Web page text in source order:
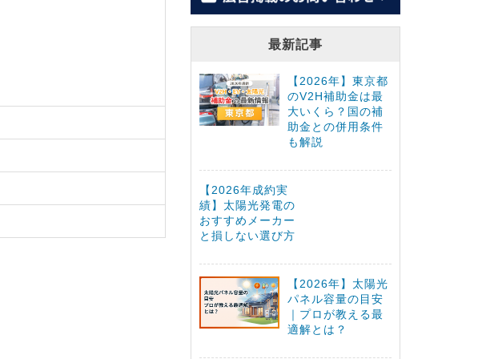
最新記事
【2026年】東京都
のV2H補助金は最
大いくら？国の補
助金との併用条件
も解説
【2026年成約実
績】太陽光発電の
おすすめメーカー
と損しない選び方
【2026年】太陽光
パネル容量の目安
｜プロが教える最
適解とは？